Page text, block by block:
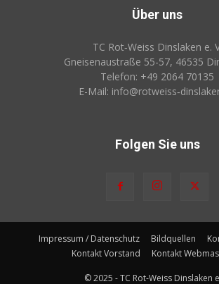
Über uns
TC Rot‑Weiss Dinslaken e.
Gneisenaustraße 55-57, 46535
Telefon: +49 2064 70135
E-Mail:
Folgen Sie uns
Impressum / Datenschutz Bildquellen
Kontakt Vorstand
Kontakt
© 2025 - TC Rot‑Weiss Dinslaken